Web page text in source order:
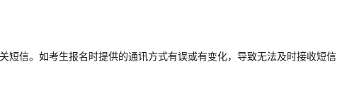
信。如考生报名时提供的通讯方式有误或有变化，导致无法及时接收短信